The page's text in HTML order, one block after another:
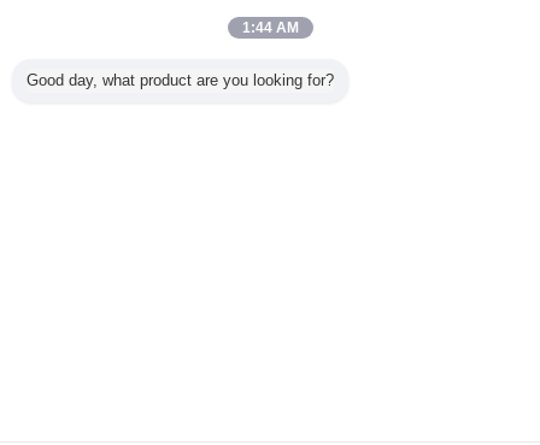
1:44 AM
Good day, what product are you looking for?